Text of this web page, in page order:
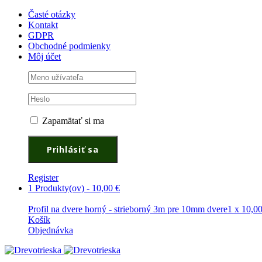
Časté otázky
Kontakt
GDPR
Obchodné podmienky
Môj účet
Zapamätať si ma
Register
1 Produkty(ov) - 10,00 €
Profil na dvere horný - strieborný 3m pre 10mm dvere1 x
Košík
Objednávka